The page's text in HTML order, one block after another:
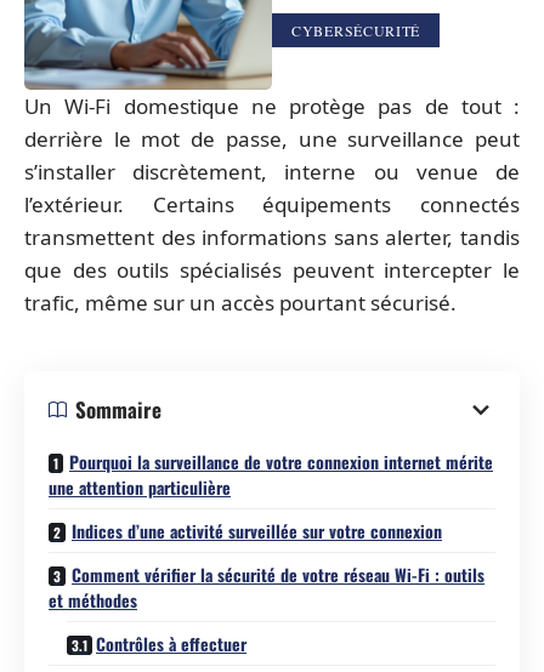
CYBERSÉCURITÉ
Un Wi-Fi domestique ne protège pas de tout :
derrière le mot de passe, une surveillance peut
s’installer discrètement, interne ou venue de
l’extérieur. Certains équipements connectés
transmettent des informations sans alerter, tandis
que des outils spécialisés peuvent intercepter le
trafic, même sur un accès pourtant sécurisé.
Sommaire
Pourquoi la surveillance de votre connexion internet mérite
une attention particulière
Indices d’une activité surveillée sur votre connexion
Comment vérifier la sécurité de votre réseau Wi-Fi : outils
et méthodes
Contrôles à effectuer